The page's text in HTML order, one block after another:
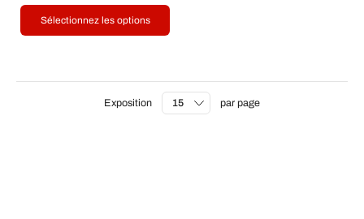
Sélectionnez les options
Exposition par page